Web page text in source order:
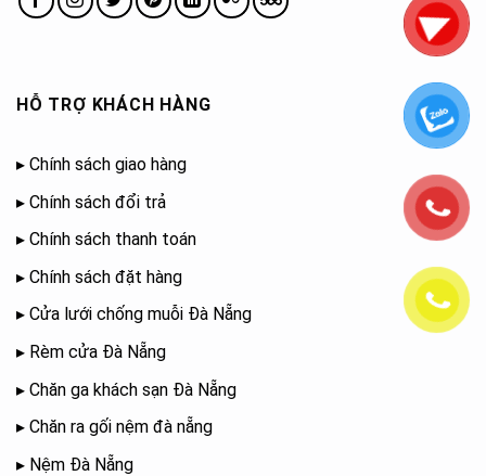
HỖ TRỢ KHÁCH HÀNG
▸ Chính sách giao hàng
▸ Chính sách đổi trả
▸ Chính sách thanh toán
▸ Chính sách đặt hàng
▸ Cửa lưới chống muỗi Đà Nẵng
▸ Rèm cửa Đà Nẵng
▸ Chăn ga khách sạn Đà Nẵng
▸ Chăn ra gối nệm đà nẵng
▸ Nệm Đà Nẵng